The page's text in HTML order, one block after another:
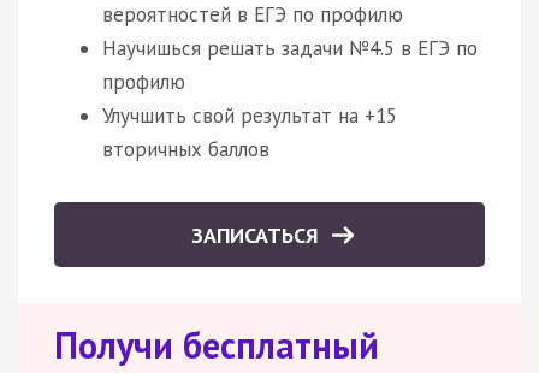
вероятностей в ЕГЭ по профилю
Научишься решать задачи №4.5 в ЕГЭ по
профилю
Улучшить свой результат на +15
вторичных баллов
ЗАПИСАТЬСЯ
Получи бесплатный